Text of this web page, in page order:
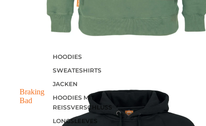
HOODIES
SWEATESHIRTS
JACKEN
HOODIES MIT
REISSVERSCHLUSS
LONGSLEEVES
Braking
Bad